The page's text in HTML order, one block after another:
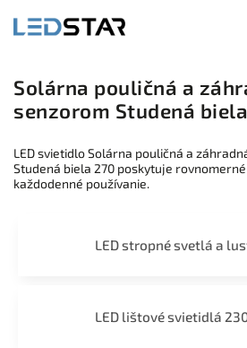
Solárna pouličná a
senzorom Studená
LED svietidlo Solárna pouličná a
Studená biela 270 poskytuje
každodenné používanie.
LED stropné svetlá a
LED lištové svietidlá